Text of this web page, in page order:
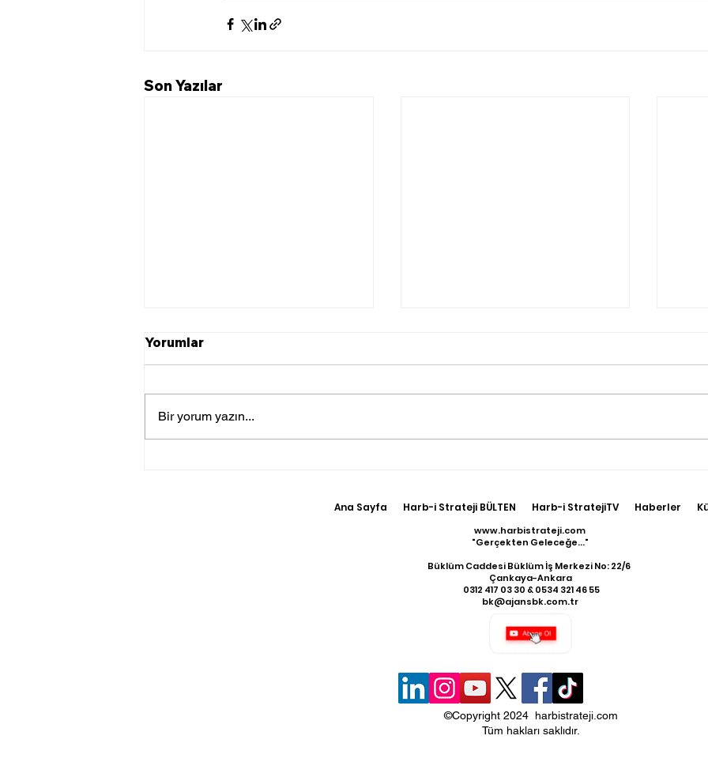
Son Yazılar
123 Milyon Avroluk Tesis
Kuracak
Yorumlar
Bir yorum yazın...
Ana Sayfa Harb-i Strateji BÜLTEN Harb-i StratejiTV Haberler
www.harbistrateji.com
"Gerçekten Geleceğe..."
Büklüm Caddesi Büklüm İş Merkezi No: 22/6
Çankaya-Ankara
​ 0312 417 03 30 & 0534 321 46 55
bk@ajansbk.com.tr
©Copyright 2024 harbistrateji.com
Tüm hakları saklıdır.